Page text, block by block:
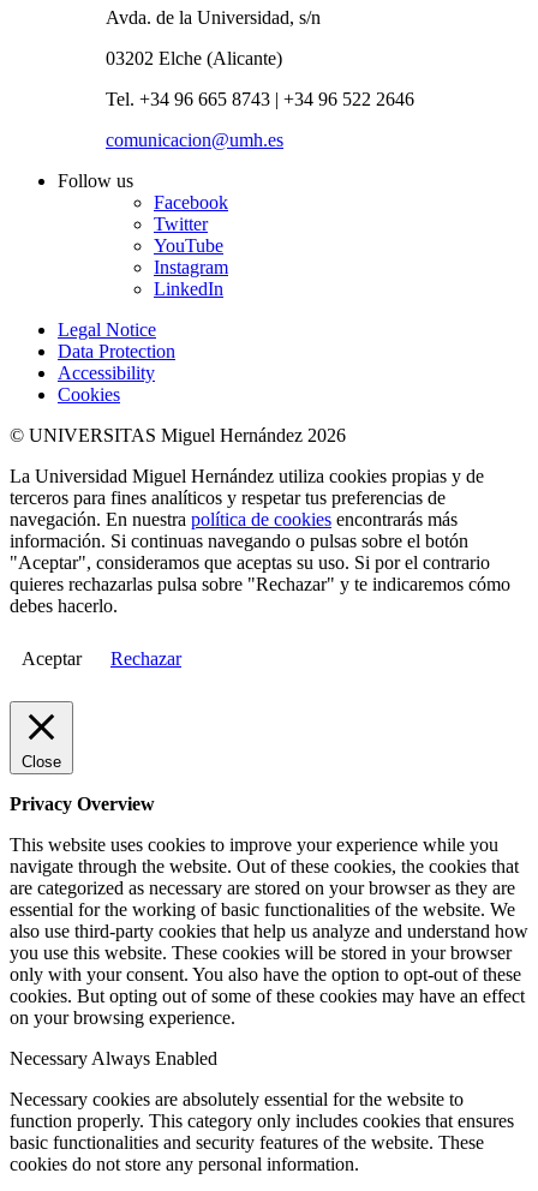
Avda. de la Universidad, s/n
03202 Elche (Alicante)
Tel. +34 96 665 8743 | +34 96 522 2646
comunicacion@umh.es
Follow us
Facebook
Twitter
YouTube
Instagram
LinkedIn
Legal Notice
Data Protection
Accessibility
Cookies
© UNIVERSITAS Miguel Hernández 2026
La Universidad Miguel Hernández utiliza cookies propias y de
terceros para fines analíticos y respetar tus preferencias de
navegación. En nuestra política de cookies encontrarás más
información. Si continuas navegando o pulsas sobre el botón
"Aceptar", consideramos que aceptas su uso. Si por el contrario
quieres rechazarlas pulsa sobre "Rechazar" y te indicaremos cómo
debes hacerlo.
Aceptar Rechazar
Close
Privacy Overview
This website uses cookies to improve your experience while you
navigate through the website. Out of these cookies, the cookies that
are categorized as necessary are stored on your browser as they are
essential for the working of basic functionalities of the website. We
also use third-party cookies that help us analyze and understand how
you use this website. These cookies will be stored in your browser
only with your consent. You also have the option to opt-out of these
cookies. But opting out of some of these cookies may have an effect
on your browsing experience.
Necessary Always Enabled
Necessary cookies are absolutely essential for the website to
function properly. This category only includes cookies that ensures
basic functionalities and security features of the website. These
cookies do not store any personal information.